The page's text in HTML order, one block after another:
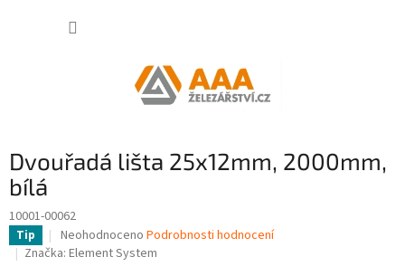
Dvouřadá lišta 25x12mm, 2000mm,
bílá
10001-00062
Tip
Průměrné
hodnocení
Neohodnoceno Podrobnosti hodnocení
Značka: Element System